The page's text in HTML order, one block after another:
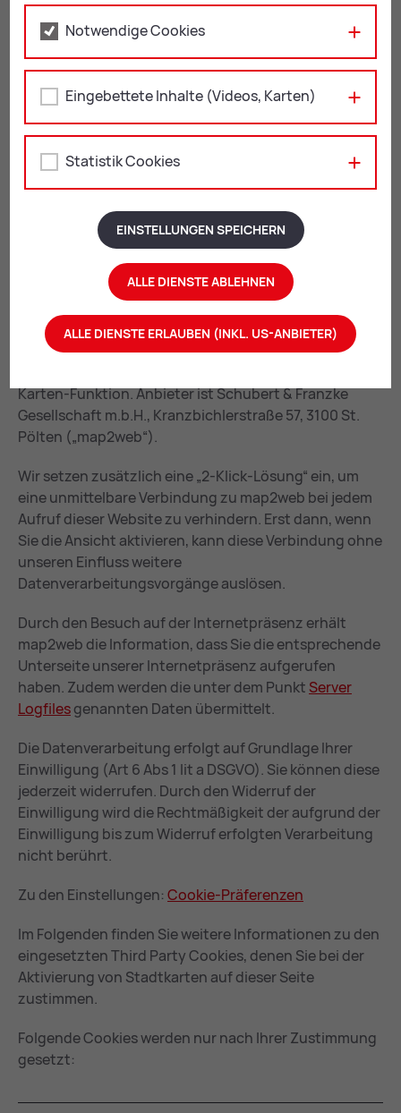
eindeutige ID,
Statistiken
von YouTube,
haben, zu
behalten.
1.2.2 Ein­ge­bet­te­te Stadt­kar­ten
map2web. Dadurch können wir Ihnen interaktive
Karten direkt in der Internetpräsenz anzeigen und
Karten-Funktion. Anbieter ist Schubert & Franzke
Gesellschaft m.b.H., Kranzbichlerstraße 57, 3100 St.
Pölten („map2web“).
Wir setzen zusätzlich eine „2-Klick-Lösung“ ein, um
eine unmittelbare Verbindung zu map2web bei jedem
Aufruf dieser Website zu verhindern. Erst dann, wenn
Sie die Ansicht aktivieren, kann diese Verbindung ohne
unseren Einfluss weitere
Datenverarbeitungsvorgänge auslösen.
Durch den Besuch auf der Internetpräsenz erhält
map2web die Information, dass Sie die entsprechende
Unterseite unserer Internetpräsenz aufgerufen
haben. Zudem werden die unter dem Punkt Ser­ver
Log­filesgenannten Daten übermittelt.
Die Datenverarbeitung erfolgt auf Grundlage Ihrer
Einwilligung (Art 6 Abs 1 lit a DSGVO). Sie können diese
jederzeit widerrufen. Durch den Widerruf der
Einwilligung wird die Rechtmäßigkeit der aufgrund der
Einwilligung bis zum Widerruf erfolgten Verarbeitung
nicht berührt.
Zu den Einstellungen: Coo­kie-Prä­fe­ren­zen
Im Folgenden finden Sie weitere Informationen zu den
eingesetzten Third Party Cookies, denen Sie bei der
Aktivierung von Stadtkarten auf dieser Seite
zustimmen.
Folgende Cookies werden nur nach Ihrer Zustimmung
gesetzt:
Notwendige Cookies
Eingebettete Inhalte (Videos, Karten)
Statistik Cookies
EINSTELLUNGEN SPEICHERN
ALLE DIENSTE ABLEHNEN
ALLE DIENSTE ERLAUBEN (INKL. US-ANBIETER)